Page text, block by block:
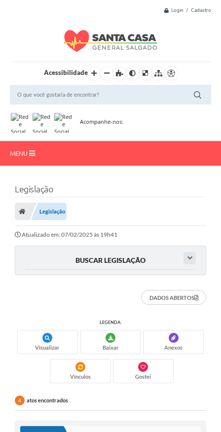
Login / Cadastro
Acessibilidade
Acompanhe-nos:
MENU
Resultado de Exame
Institucional
Doações
Galeria de Fotos
Contratos
Contas Públicas
Licitação
Legislação
Legislação
Atualizado em: 07/02/2025 às 19h41
BUSCAR LEGISLAÇÃO
DADOS ABERTOS
LEGENDA:
Visualizar Baixar Anexos
Vínculos Gostei
4 atos encontrados